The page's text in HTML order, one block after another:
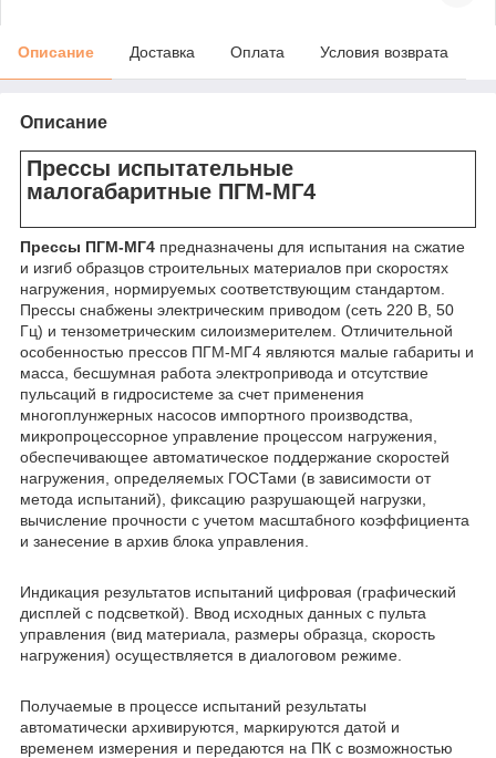
Описание Доставка Оплата Условия возврата
Описание
Прессы испытательные
малогабаритные ПГМ-МГ4
Прессы ПГМ-МГ4 предназначены для испытания на сжатие
и изгиб образцов строительных материалов при скоростях
нагружения, нормируемых соответствующим стандартом.
Прессы снабжены электрическим приводом (сеть 220 В, 50
Гц) и тензометрическим силоизмерителем. Отличительной
особенностью прессов ПГМ-МГ4 являются малые габариты и
масса, бесшумная работа электропривода и отсутствие
пульсаций в гидросистеме за счет применения
многоплунжерных насосов импортного производства,
микропроцессорное управление процессом нагружения,
обеспечивающее автоматическое поддержание скоростей
нагружения, определяемых ГОСТами (в зависимости от
метода испытаний), фиксацию разрушающей нагрузки,
вычисление прочности с учетом масштабного коэффициента
и занесение в архив блока управления.
Индикация результатов испытаний цифровая (графический
дисплей с подсветкой). Ввод исходных данных с пульта
управления (вид материала, размеры образца, скорость
нагружения) осуществляется в диалоговом режиме.
Получаемые в процессе испытаний результаты
автоматически архивируются, маркируются датой и
временем измерения и передаются на ПК с возможностью